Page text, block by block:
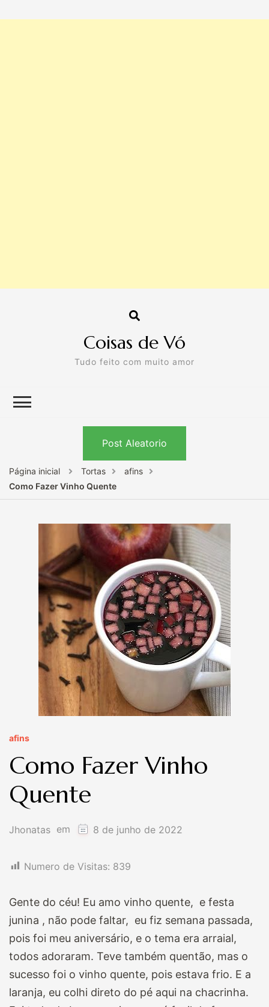
Coisas de Vó
Tudo feito com muito amor
Post Aleatorio
Página inicial Tortas
afins
Como Fazer Vinho Quente
afins
Como Fazer Vinho
Quente
Jhonatas em 8 de junho de 2022
Numero de Visitas: 839
Gente do céu! Eu amo vinho quente, e festa
junina , não pode faltar, eu fiz semana passada,
pois foi meu aniversário, e o tema era arraial,
todos adoraram. Teve também quentão, mas o
sucesso foi o vinho quente, pois estava frio. E a
laranja, eu colhi direto do pé aqui na chacrinha.